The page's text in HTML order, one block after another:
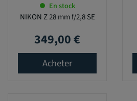
En stock
NIKON Z 28 mm f/2,8 SE
Prix
349,00 €
Acheter